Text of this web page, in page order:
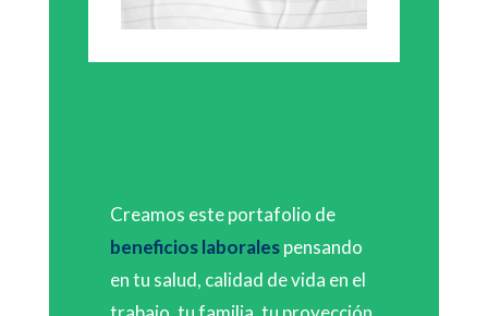
Creamos este portafolio de
beneficios laboralespensando
en tu salud, calidad de vida en el